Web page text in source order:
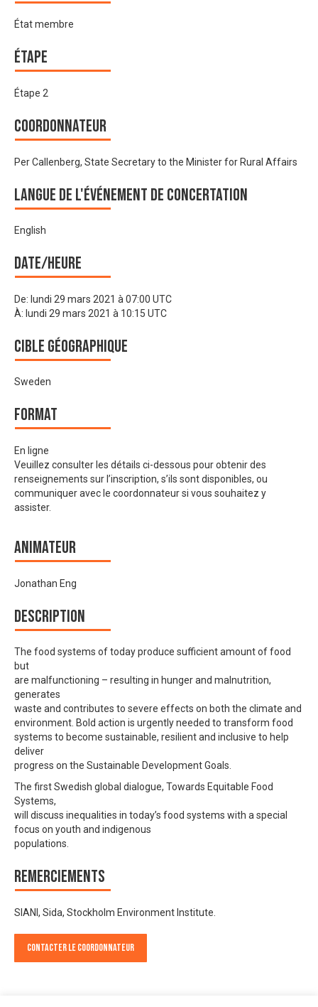
État membre
Étape
Étape 2
Coordonnateur
Per Callenberg, State Secretary to the Minister for Rural Affairs
Langue de l'événement de Concertation
English
Date/heure
De: lundi 29 mars 2021 à 07:00 UTC
À: lundi 29 mars 2021 à 10:15 UTC
Cible géographique
Sweden
Format
En ligne
Veuillez consulter les détails ci-dessous pour obtenir des
renseignements sur l’inscription, s’ils sont disponibles, ou
communiquer avec le coordonnateur si vous souhaitez y
assister.
Animateur
Jonathan Eng
Description
The food systems of today produce sufficient amount of food
but
are malfunctioning – resulting in hunger and malnutrition,
generates
waste and contributes to severe effects on both the climate and
environment. Bold action is urgently needed to transform food
systems to become sustainable, resilient and inclusive to help
deliver
progress on the Sustainable Development Goals.
The first Swedish global dialogue, Towards Equitable Food
Systems,
will discuss inequalities in today’s food systems with a special
focus on youth and indigenous
populations.
Remerciements
SIANI, Sida, Stockholm Environment Institute.
Contacter le Coordonnateur